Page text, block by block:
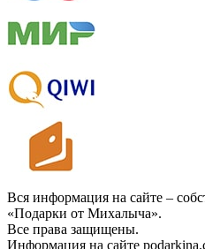
Вся информация на сайте –
«Подарки от Михалыча».
Все права защищены.
Информация на сайте